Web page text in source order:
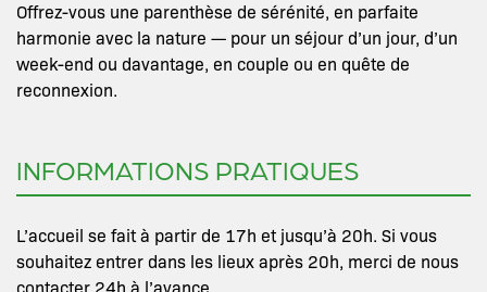
Offrez-vous une parenthèse de sérénité, en parfaite
harmonie avec la nature — pour un séjour d’un jour, d’un
week-end ou davantage, en couple ou en quête de
reconnexion.
INFORMATIONS PRATIQUES
L’accueil se fait à partir de 17h et jusqu’à 20h. Si vous
souhaitez entrer dans les lieux après 20h, merci de nous
contacter 24h à l’avance.